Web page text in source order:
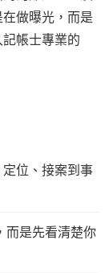
做曝光，而是
帳士專業的
位、接案到事
而是先看清楚你